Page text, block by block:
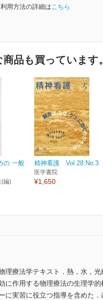
用方法の詳細はこちら
品も買っています。
の 一般
(編)
精神看護 Vol.28 No.3
医学書院
¥1,650
理療法学テキスト．熱，水，
に作用する物理療法の生理学
実習に役立つ指導を含めた